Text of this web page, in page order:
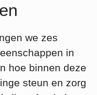
we zes
in
hoe binnen deze
steun en zorg